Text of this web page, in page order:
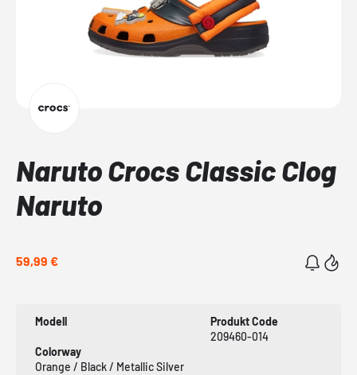
Naruto Crocs Classic Clog
Naruto
59,99 €
Modell
Produkt Code
209460-014
Colorway
Orange / Black / Metallic Silver